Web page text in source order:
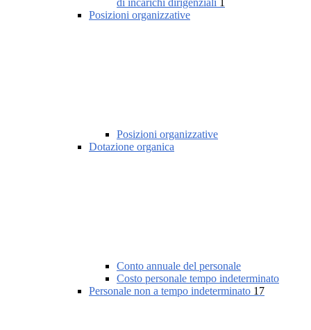
di incarichi dirigenziali 1
Posizioni organizzative
Posizioni organizzative
Dotazione organica
Conto annuale del personale
Costo personale tempo indeterminato
Personale non a tempo indeterminato 17